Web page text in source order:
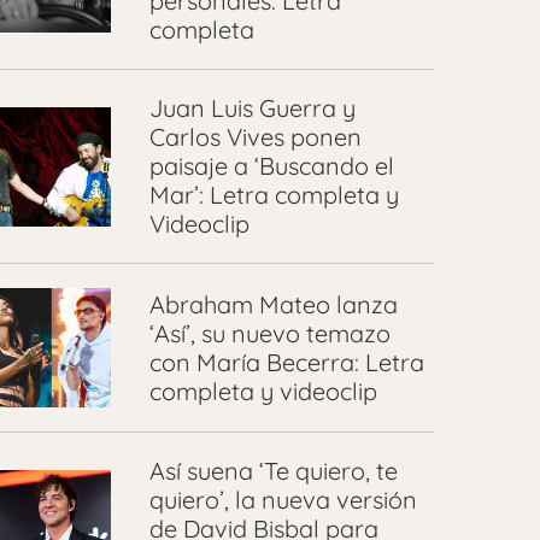
completa
Juan Luis Guerra y
Carlos Vives ponen
paisaje a ‘Buscando el
Mar’: Letra completa y
Videoclip
Abraham Mateo lanza
‘Así’, su nuevo temazo
con María Becerra: Letra
completa y videoclip
Así suena ‘Te quiero, te
quiero’, la nueva versión
de David Bisbal para